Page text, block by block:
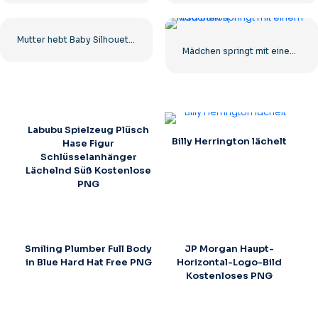
Labubu Spielzeug Plüsch
Hase Figur
Schlüsselanhänger
Lächelnd Süß Kostenlose
PNG
Billy Herrington lächelt
Smiling Plumber Full Body
in Blue Hard Hat Free PNG
JP Morgan Haupt-
Horizontal-Logo-Bild
Kostenloses PNG